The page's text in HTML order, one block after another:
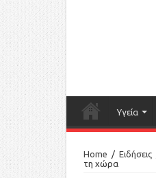
Υγεία
Home / Ειδήσεις
τη χώρα